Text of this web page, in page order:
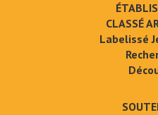
CLASSÉ
Labelissé